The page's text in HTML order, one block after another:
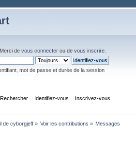
. Merci de vous connecter ou de vous inscrire
mot de passe et durée de la session
Rechercher Identifiez-vous Inscrivez-vous
de cyborgjeff» Voir les contributions » Messages